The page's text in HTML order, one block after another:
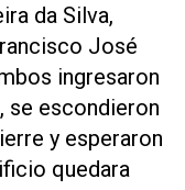
da Silva,
José
ingresaron
se escondieron
y esperaron
quedara